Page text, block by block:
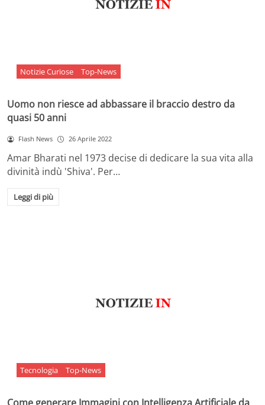
Notizie Curiose Top-News
Uomo non riesce ad abbassare il braccio destro da
quasi 50 anni
Flash News 26 Aprile 2022
Amar Bharati nel 1973 decise di dedicare la sua vita alla
divinità indù 'Shiva'. Per…
Leggi di più
Tecnologia Top-News